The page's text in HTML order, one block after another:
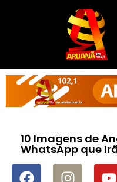
10 Imagens de
WhatsApp que